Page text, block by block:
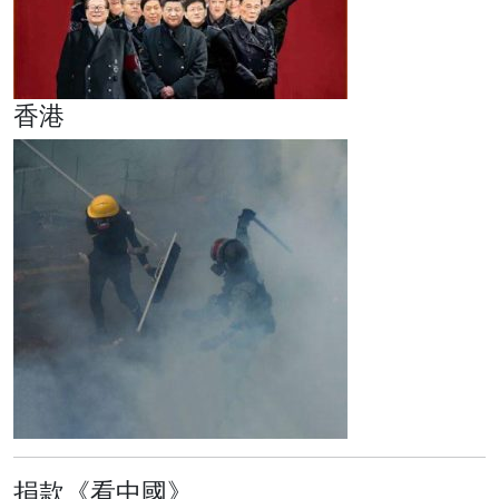
香港
捐款《看中國》